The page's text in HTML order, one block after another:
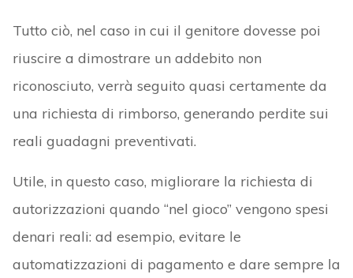
Tutto ciò, nel caso in cui il genitore dovesse poi
riuscire a dimostrare un addebito non
riconosciuto, verrà seguito quasi certamente da
una richiesta di rimborso, generando perdite sui
reali guadagni preventivati.
Utile, in questo caso, migliorare la richiesta di
autorizzazioni quando “nel gioco” vengono spesi
denari reali: ad esempio, evitare le
automatizzazioni di pagamento e dare sempre la